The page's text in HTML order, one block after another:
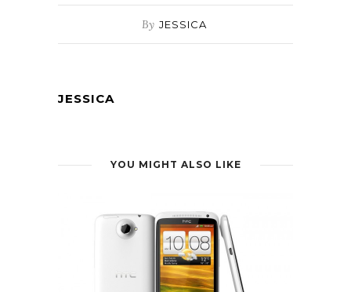
By JESSICA
JESSICA
YOU MIGHT ALSO LIKE